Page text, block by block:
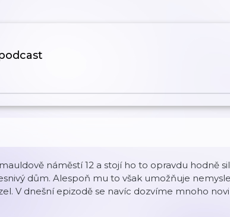
náměstí 12 a stojí ho to opravdu hodně
dům. Alespoň mu to však umožňuje
V dnešní epizodě se navíc dozvíme mnoho